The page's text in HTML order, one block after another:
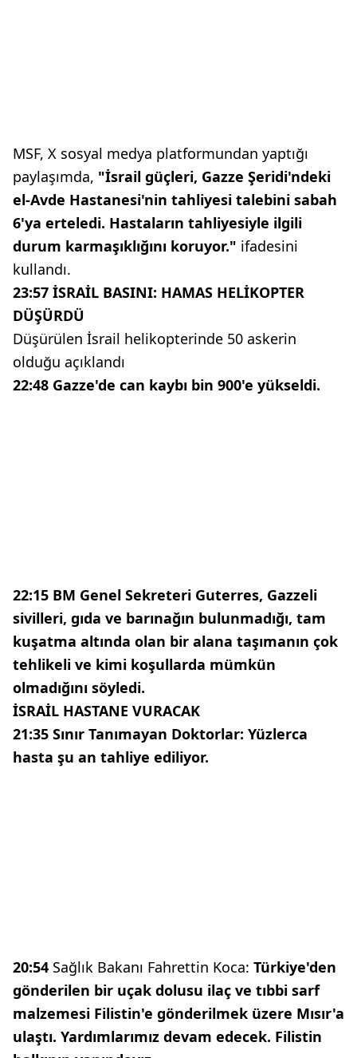
MSF, X sosyal medya platformundan yaptığı
paylaşımda, "İsrail güçleri, Gazze Şeridi'ndeki
el-Avde Hastanesi'nin tahliyesi talebini sabah
6'ya erteledi. Hastaların tahliyesiyle ilgili
durum karmaşıklığını koruyor." ifadesini
kullandı.
23:57 İSRAİL BASINI: HAMAS HELİKOPTER
DÜŞÜRDÜ
Düşürülen İsrail helikopterinde 50 askerin
olduğu açıklandı
22:48 Gazze'de can kaybı bin 900'e yükseldi.
22:15 BM Genel Sekreteri Guterres, Gazzeli
sivilleri, gıda ve barınağın bulunmadığı, tam
kuşatma altında olan bir alana taşımanın çok
tehlikeli ve kimi koşullarda mümkün
olmadığını söyledi.
İSRAİL HASTANE VURACAK
21:35 Sınır Tanımayan Doktorlar: Yüzlerca
hasta şu an tahliye ediliyor.
20:54 Sağlık Bakanı Fahrettin Koca: Türkiye'den
gönderilen bir uçak dolusu ilaç ve tıbbi sarf
malzemesi Filistin'e gönderilmek üzere Mısır'a
ulaştı. Yardımlarımız devam edecek. Filistin